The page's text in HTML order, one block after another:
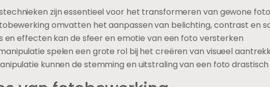
zijn essentieel voor het transformeren van gewone
omvatten het aanpassen van belichting, contrast en
en effecten kan de sfeer en emotie van een foto versterken
spelen een grote rol bij het creëren van visueel
kunnen de stemming en uitstraling van een foto